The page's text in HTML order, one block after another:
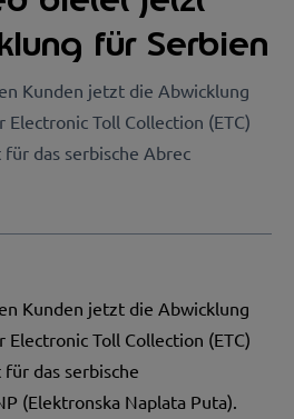
für Serbien
Kunden jetzt die Abwicklung
Toll Collection (ETC)
das serbische Abrec
Kunden jetzt die Abwicklung
Toll Collection (ETC)
das serbische
(Elektronska Naplata Puta).